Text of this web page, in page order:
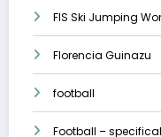
FIS Ski Jumping
Florencia Guinazu
football
Football –